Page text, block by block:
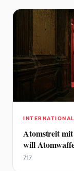
INTERNATIONAL
Atomstreit
will
717